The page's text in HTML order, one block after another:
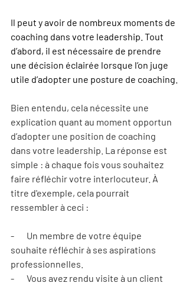
Il peut y avoir de nombreux moments de
coaching dans votre leadership. Tout
d’abord, il est nécessaire de prendre
une décision éclairée lorsque l’on juge
utile d’adopter une posture de coaching.
Bien entendu, cela nécessite une
explication quant au moment opportun
d’adopter une position de coaching
dans votre leadership. La réponse est
simple : à chaque fois vous souhaitez
faire réfléchir votre interlocuteur. À
titre d'exemple, cela pourrait
ressembler à ceci :
-       Un membre de votre équipe
souhaite réfléchir à ses aspirations
professionnelles.
-       Vous avez rendu visite à un client